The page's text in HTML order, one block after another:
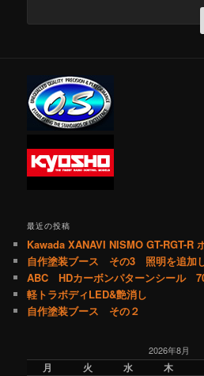
最近の投稿
Kawada XANAVI NISMO GT-RGT-R
自作塗装ブース その3 照明を追加
ABC HDカーボンパターンシール
軽トラボディLED&艶消し
自作塗装ブース その２
2026年8月
月 火 水 木